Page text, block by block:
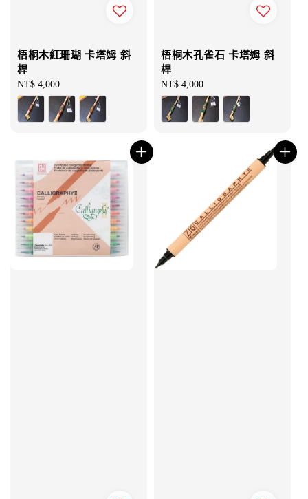
梧桐木紅珊瑚 卡塔姆 斜
桿
Regular
price
NT$ 4,000
梧桐木孔雀石 卡塔姆 斜
桿
Regular
price
NT$ 4,000